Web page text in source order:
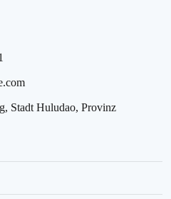
Stadt Huludao, Provinz